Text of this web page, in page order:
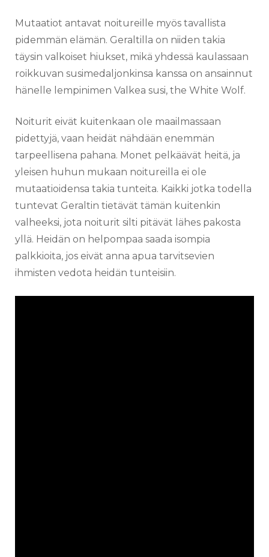
Mutaatiot antavat noitureille myös tavallista
pidemmän elämän. Geraltilla on niiden takia
täysin valkoiset hiukset, mikä yhdessä kaulassaan
roikkuvan susimedaljonkinsa kanssa on ansainnut
hänelle lempinimen Valkea susi, the White Wolf.
Noiturit eivät kuitenkaan ole maailmassaan
pidettyjä, vaan heidät nähdään enemmän
tarpeellisena pahana. Monet pelkäävät heitä, ja
yleisen huhun mukaan noitureilla ei ole
mutaatioidensa takia tunteita. Kaikki jotka todella
tuntevat Geraltin tietävät tämän kuitenkin
valheeksi, jota noiturit silti pitävät lähes pakosta
yllä. Heidän on helpompaa saada isompia
palkkioita, jos eivät anna apua tarvitsevien
ihmisten vedota heidän tunteisiin.